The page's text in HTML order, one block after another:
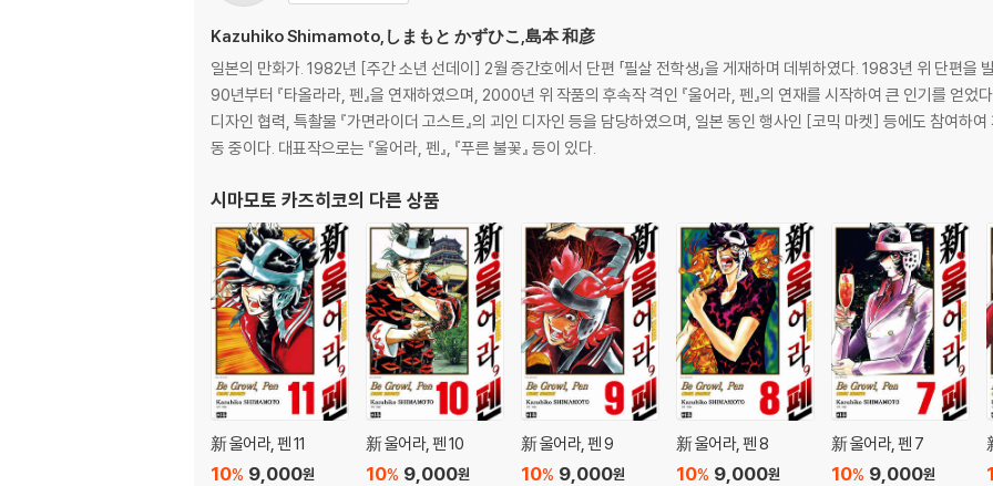
Kazuhiko Shimamoto,しまもと かずひこ,島本 和彦
일본의 만화가. 1982년 [주간 소년 선데이] 2월 증간호에서 단편 「필살 전학생」을 게재하며 데뷔하였다. 1983년 위 단편을
90년부터 『타올라라, 펜』을 연재하였으며, 2000년 위 작품의 후속작 격인 『울어라, 펜』의 연재를 시작하여 큰 인기를 얻었
디자인 협력, 특촬물 『가면라이더 고스트』의 괴인 디자인 등을 담당하였으며, 일본 동인 행사인 [코믹 마켓] 등에도 참여하
동 중이다. 대표작으로는 『울어라, 펜』, 『푸른 불꽃』 등이 있다.
시마모토 카즈히코의 다른 상품
新 울어라, 펜 11
9,000원
10%
新 울어라, 펜 10
9,000원
10%
新 울어라, 펜 9
9,000원
10%
新 울어라, 펜 8
9,000원
10%
新 울어라, 펜 7
9,000원
10%